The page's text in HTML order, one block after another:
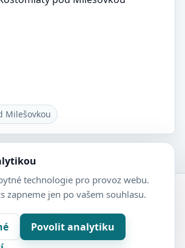
Milešovkou
ordinací.
soukromí
technologie pro provoz webu.
zapneme jen po vašem souhlasu.
Povolit analytiku